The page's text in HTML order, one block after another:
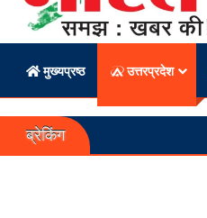
मुख्यप्रष्ठ उत्तरप्रदेश
ब्रेकिंग